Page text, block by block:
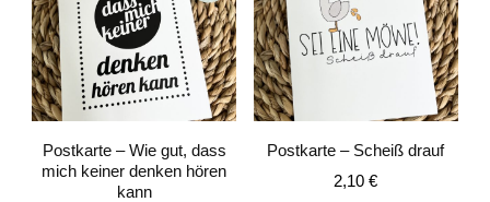
Postkarte – Wie gut, dass
mich keiner denken hören
kann
Postkarte – Scheiß drauf
2,10€